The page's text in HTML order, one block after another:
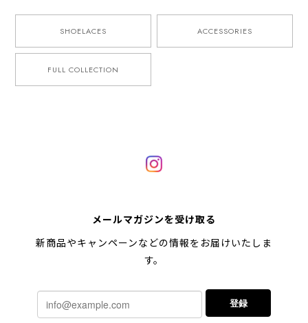
SHOELACES ACCESSORIES
FULL COLLECTION
メールマガジンを受け取る
新商品やキャンペーンなどの情報をお届けいたしま
す。
登録